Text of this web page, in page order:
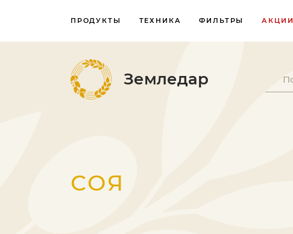
ПРОДУКТЫ ТЕХНИКА ФИЛЬТРЫ АКЦИИ
Земледар
СОЯ